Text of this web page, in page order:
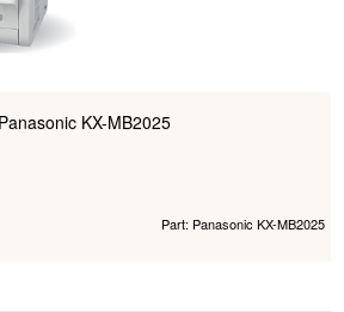
KX-MB2025
Part: Panasonic KX-MB2025